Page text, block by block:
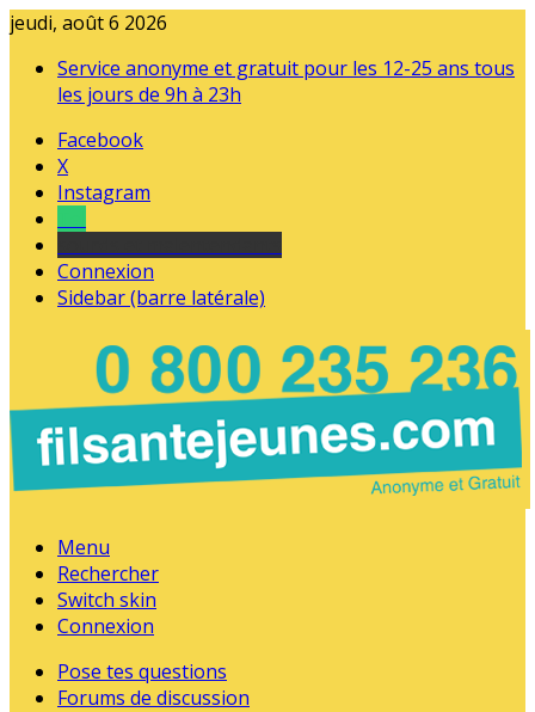
jeudi, août 6 2026
Service anonyme et gratuit pour les 12-25 ans tous
les jours de 9h à 23h
Facebook
X
Instagram
Connexion
Sidebar (barre latérale)
Menu
Rechercher
Switch skin
Connexion
Pose tes questions
Forums de discussion